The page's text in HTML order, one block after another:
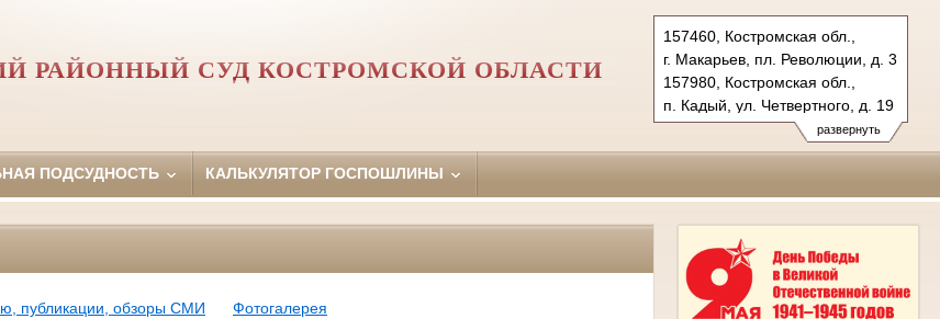
развернуть
157460, Костромская обл.,
г. Макарьев, пл. Революции, д. 3
157980, Костромская обл.,
п. Кадый, ул. Четвертного, д. 19
Тел.: +7(494-45) 55-5-57,
+7(494-42) 3-40-43
kadiysky.kst@sudrf.ru
РАЙОННЫЙ СУД КОСТРОМСКОЙ ОБЛАСТИ
ПОДСУДНОСТЬ КАЛЬКУЛЯТОР ГОСПОШЛИНЫ
публикации, обзоры СМИ
Фотогалерея